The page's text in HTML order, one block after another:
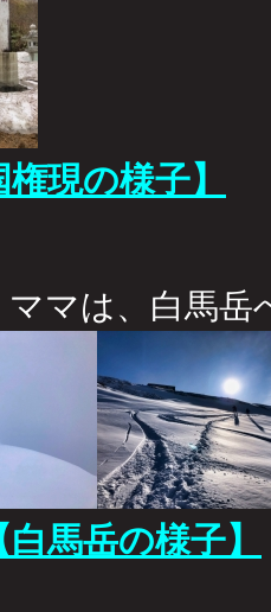
現の様子】
ママは、白馬岳
馬岳の様子】